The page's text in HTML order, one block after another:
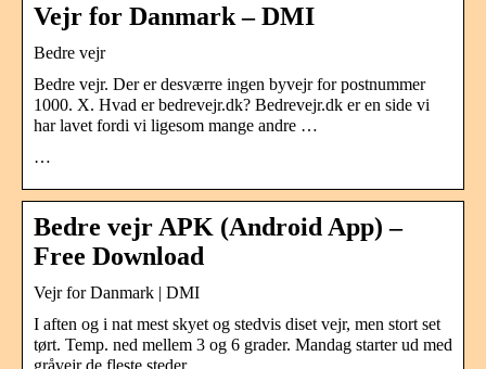
Vejr for Danmark – DMI
Bedre vejr
Bedre vejr. Der er desværre ingen byvejr for postnummer
1000. X. Hvad er bedrevejr.dk? Bedrevejr.dk er en side vi
har lavet fordi vi ligesom mange andre …
…
Bedre vejr APK (Android App) –
Free Download
Vejr for Danmark | DMI
I aften og i nat mest skyet og stedvis diset vejr, men stort set
tørt. Temp. ned mellem 3 og 6 grader. Mandag starter ud med
gråvejr de fleste steder, …